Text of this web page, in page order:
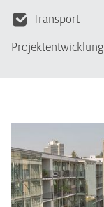
Transport
Projektentwicklung